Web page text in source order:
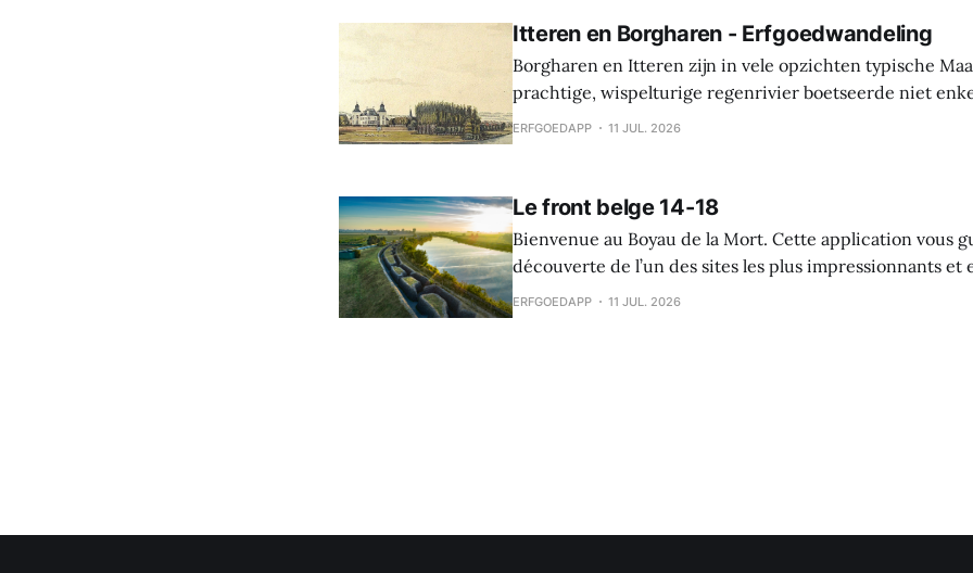
Itteren en Borgharen - Erfgoedwandeling
Borgharen en Itteren zijn in vele opzichten typische
prachtige, wispelturige regenrivier boetseerde niet
landschap, maar gaf ook mee vorm aan de levens van de
ERFGOEDAPP 11 JUL. 2026
Le front belge 14-18
Bienvenue au Boyau de la Mort. Cette application vous
découverte de l’un des sites les plus impressionnants et
la Première Guerre mondiale dans le Westhoek. Le
ERFGOEDAPP 11 JUL. 2026